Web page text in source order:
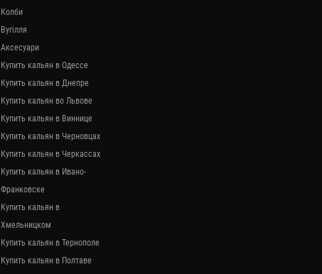
Колби
Вугілля
Аксесуари
Купить кальян в Одессе
Купить кальян в Днепре
Купить кальян во Львове
Купить кальян в Виннице
Купить кальян в Черновцах
Купить кальян в Черкассах
Купить кальян в Ивано-
Франковске
Купить кальян в
Хмельницком
Купить кальян в Тернополе
Купить кальян в Полтаве